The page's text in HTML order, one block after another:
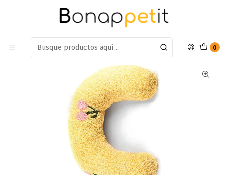
0
Estamos en: Antumalal 612, Quilicura Míranos en Maps